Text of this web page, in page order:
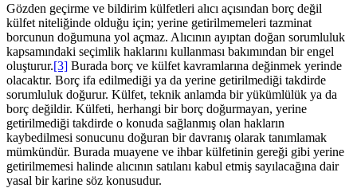
Gözden geçirme ve bildirim külfetleri alıcı açısından borç değil
külfet niteliğinde olduğu için; yerine getirilmemeleri tazminat
borcunun doğumuna yol açmaz. Alıcının ayıptan doğan sorumluluk
kapsamındaki seçimlik haklarını kullanması bakımından bir engel
oluşturur.[3] Burada borç ve külfet kavramlarına değinmek yerinde
olacaktır. Borç ifa edilmediği ya da yerine getirilmediği takdirde
sorumluluk doğurur. Külfet, teknik anlamda bir yükümlülük ya da
borç değildir. Külfeti, herhangi bir borç doğurmayan, yerine
getirilmediği takdirde o konuda sağlanmış olan hakların
kaybedilmesi sonucunu doğuran bir davranış olarak tanımlamak
mümkündür. Burada muayene ve ihbar külfetinin gereği gibi yerine
getirilmemesi halinde alıcının satılanı kabul etmiş sayılacağına dair
yasal bir karine söz konusudur.